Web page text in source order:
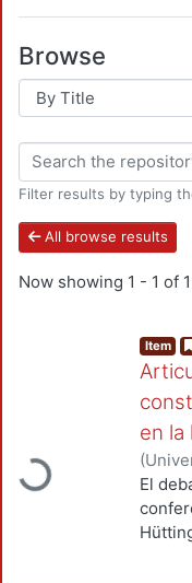
Browse
Filter results by typing
All browse results
Now showing 1 - 1 of 1
Loading...
Item
en la
(
de
El